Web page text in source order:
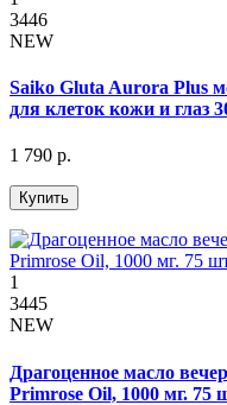
3446
NEW
Saiko Gluta Aurora Plus
для клеток кожи и глаз
1 790 р.
Купить
1
3445
NEW
Драгоценное масло
Primrose Oil, 1000 мг. 75